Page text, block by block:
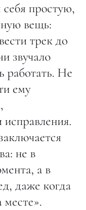
простую,
вещь:
трек до
звучало
работать. Не
ему
не в
а в
даже когда
месте».